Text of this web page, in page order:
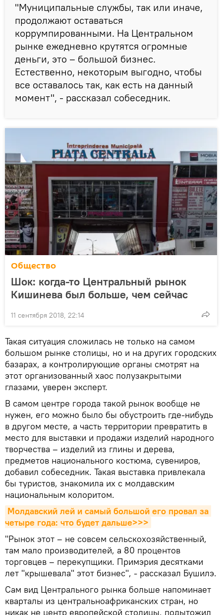
"Муниципальные службы, так или иначе,
продолжают оставаться
коррумпированными. На Центральном
рынке ежедневно крутятся огромные
деньги, это – большой бизнес.
Естественно, некоторым выгодно, чтобы
все оставалось так, как есть на данный
момент", - рассказал собеседник.
Общество
Шок: когда-то Центральный рынок
Кишинева был больше, чем сейчас
11 сентября 2018, 22:14
Такая ситуация сложилась не только на самом
большом рынке столицы, но и на других городских
базарах, а контролирующие органы смотрят на
этот организованный хаос полузакрытыми
глазами, уверен эксперт.
В самом центре города такой рынок вообще не
нужен, его можно было бы обустроить где-нибудь
в другом месте, а часть территории превратить в
место для выставки и продажи изделий народного
творчества – изделий из глины и дерева,
предметов национального костюма, сувениров,
добавил собеседник. Такая выставка привлекала
бы туристов, знакомила их с молдавским
национальным колоритом.
Молдавский лей и самый большой его провал за
четыре года: что будет дальше>>>
"Рынок этот – не совсем сельскохозяйственный,
там мало производителей, а 80 процентов
торговцев – перекупщики. Примэрия десятками
лет "крышевала" этот бизнес", - рассказал Бушилэ.
Сам вид Центрального рынка больше напоминает
кварталы из центральноафриканских стран, но
никак не центр европейской столицы, подытожил